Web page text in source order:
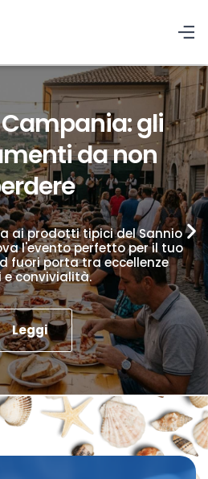
gli
da non
ai prodotti tipici del Sannio
l'evento perfetto per il tuo
fuori porta tra eccellenze
e convivialità.
Leggi